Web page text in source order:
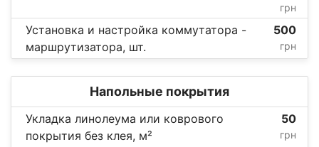
грн
Установка и настройка коммутатора -
маршрутизатора, шт.
500
грн
Напольные покрытия
Укладка линолеума или коврового
покрытия без клея, м²
50
грн